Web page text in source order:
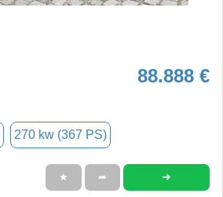
88.888 €
270 kw (367 PS)
★ ➦ ➜